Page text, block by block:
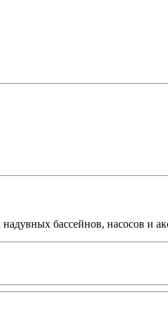
бассейнов, насосов и